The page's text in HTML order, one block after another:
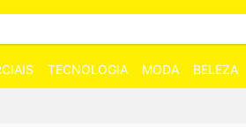
TECNOLOGIA MODA BELEZA